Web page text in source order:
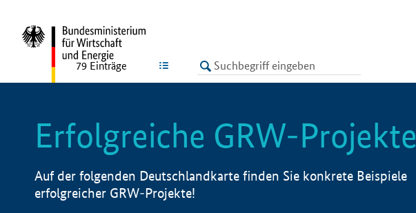
LISTE
79 Einträge
Erfolgreiche GRW-Projekte
Auf der folgenden Deutschlandkarte finden Sie konkrete Beispiele
erfolgreicher GRW-Projekte!